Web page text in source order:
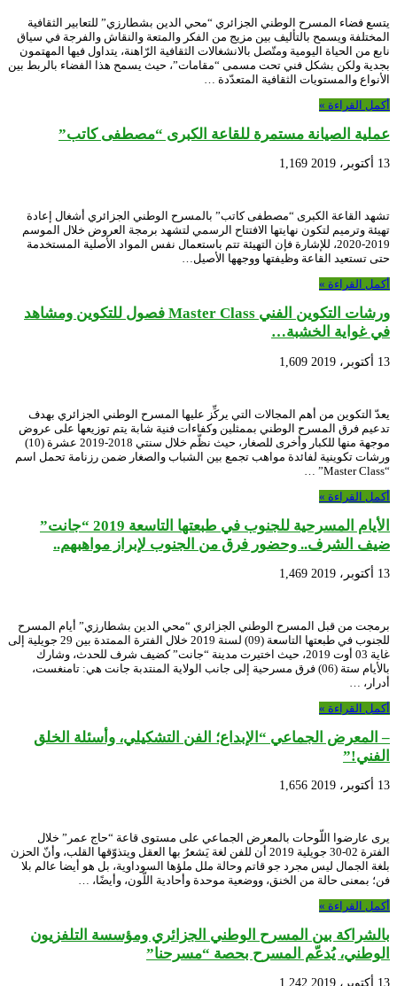
يتسع فضاء المسرح الوطني الجزائري “محي الدين بشطارزي” للتعابير الثقافية
المختلفة ويسمح بالتأليف بين مزيج من الفكر والمتعة والنقاش والفرجة في سياق
نابع من الحياة اليومية ومتّصل بالانشغالات الثقافية الرّاهنة، يتداول فيها المهتمون
بجدية ولكن بشكل فني تحت مسمى “مقامات”، حيث يسمح هذا الفضاء بالربط بين
الأنواع والمستويات الثقافية المتعدّدة …
أكمل القراءة »
عملية الصيانة مستمرة للقاعة الكبرى “مصطفى كاتب”
13 أكتوبر، 2019 1,169
تشهد القاعة الكبرى “مصطفى كاتب” بالمسرح الوطني الجزائري أشغال إعادة
تهيئة وترميم لتكون نهايتها الافتتاح الرسمي لتشهد برمجة العروض خلال الموسم
2019-2020، للإشارة فإن التهيئة تتم باستعمال نفس المواد الأصلية المستخدمة
حتى تستعيد القاعة وظيفتها ووجهها الأصيل…
أكمل القراءة »
ورشات التكوين الفني Master Class فصول للتكوين ومشاهد
في غواية الخشبة…
13 أكتوبر، 2019 1,609
يعدّ التكوين من أهم المجالات التي يركِّز عليها المسرح الوطني الجزائري بهدف
تدعيم فرق المسرح الوطني بممثلين وكفاءات فنية شابة يتم توزيعها على عروض
موجهة منها للكبار وأخرى للصغار، حيث نظّم خلال سنتي 2018-2019 عشرة (10)
ورشات تكوينية لفائدة مواهب تجمع بين الشباب والصغار ضمن رزنامة تحمل اسم
“Master Class” …
أكمل القراءة »
الأيام المسرحية للجنوب في طبعتها التاسعة 2019 “جانت”
ضيف الشرف.. وحضور فرق من الجنوب لإبراز مواهبهم..
13 أكتوبر، 2019 1,469
برمجت من قبل المسرح الوطني الجزائري “محي الدين بشطارزي” أيام المسرح
للجنوب في طبعتها التاسعة (09) لسنة 2019 خلال الفترة الممتدة بين 29 جويلية إلى
غاية 03 أوت 2019، حيث اختيرت مدينة “جانت” كضيف شرف للحدث، وشارك
بالأيام ستة (06) فرق مسرحية إلى جانب الولاية المنتدبة جانت هي: تامنغست،
أدرار، …
أكمل القراءة »
– المعرض الجماعي “الإبداع؛ الفن التشكيلي، وأسئلة الخلق
الفني!”
13 أكتوبر، 2019 1,656
يرى عارضوا اللّوحات بالمعرض الجماعي على مستوى قاعة “حاج عمر” خلال
الفترة 02-30 جويلية 2019 أن للفن لغة يَشعرُ بها العقل ويتذوّقها القلب، وأنّ الحزن
بلغة الجمال ليس مجرد جو قاتم وحالة ملل ملؤها السوداوية، بل هو أيضا عالم بلا
فن؛ بمعنى حالة من الخنق، ووضعية موحدة وأحادية اللّون، وأيضًا، …
أكمل القراءة »
بالشراكة بين المسرح الوطني الجزائري ومؤسسة التلفزيون
الوطني، يُدعّم المسرح بحصة “مسرحنا”
13 أكتوبر، 2019 1,242